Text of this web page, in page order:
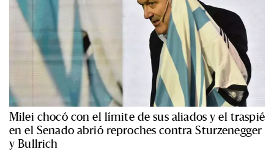
Milei chocó con el límite de sus aliados y el traspié
en el Senado abrió reproches contra Sturzenegger
y Bullrich